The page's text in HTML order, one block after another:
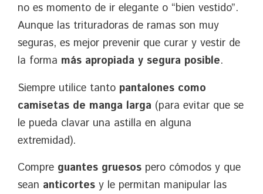
no es momento de ir elegante o “bien vestido”.
Aunque las trituradoras de ramas son muy
seguras, es mejor prevenir que curar y vestir de
la forma más apropiada y segura posible.
Siempre utilice tanto pantalones como
camisetas de manga larga (para evitar que se
le pueda clavar una astilla en alguna
extremidad).
Compre guantes gruesos pero cómodos y que
sean anticortes y le permitan manipular las